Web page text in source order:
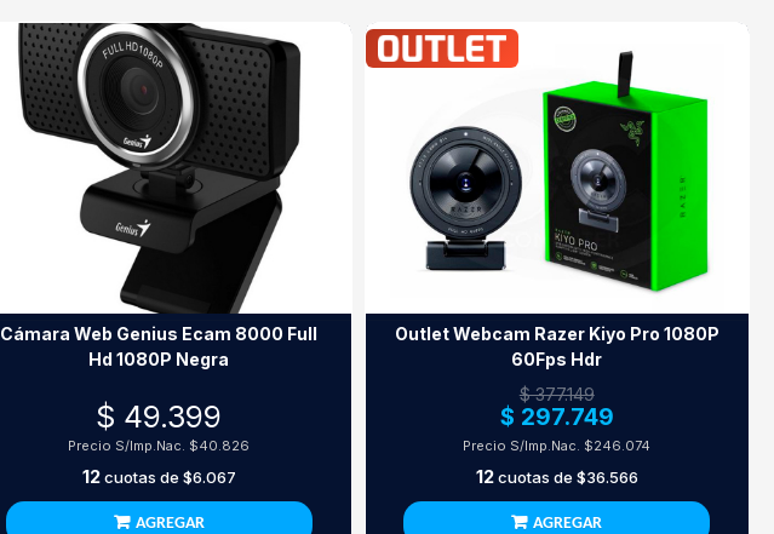
Cámara Web Genius Ecam 8000 Full
Hd 1080P Negra
$ 49.399
Precio S/Imp.Nac. $40.826
12cuotas de $6.067
AGREGAR
Outlet Webcam Razer Kiyo Pro 1080P
60Fps Hdr
$ 377.149
$ 297.749
Precio S/Imp.Nac. $246.074
12cuotas de $36.566
AGREGAR